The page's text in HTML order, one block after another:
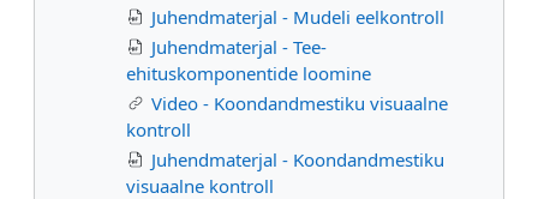
Juhendmaterjal - Mudeli eelkontroll
Juhendmaterjal - Tee-
ehituskomponentide loomine
Video - Koondandmestiku visuaalne
kontroll
Juhendmaterjal - Koondandmestiku
visuaalne kontroll